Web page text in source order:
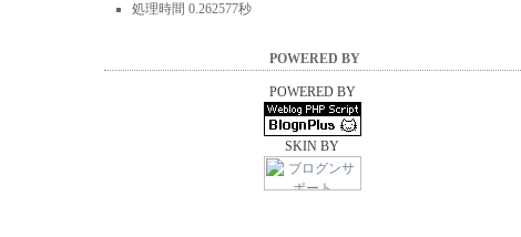
処理時間 0.262577秒
POWERED BY
POWERED BY
SKIN BY